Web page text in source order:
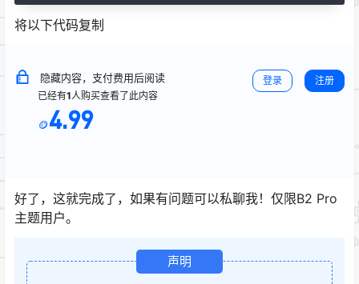
将以下代码复制
隐藏内容，支付费用后阅读
已经有1人购买查看了此内容
🪙4.99
登录 注册
好了，这就完成了，如果有问题可以私聊我！仅限B2 Pro
主题用户。
声明